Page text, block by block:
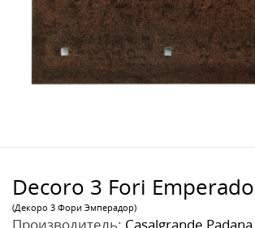
Decoro 3 Fori
(Декоро 3 Фори Эмперадор)
Производитель: Casalgrande